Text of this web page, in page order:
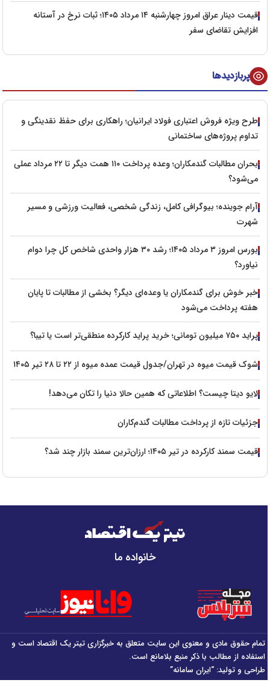
قیمت دینار عراق امروز چهارشنبه ۱۴ مرداد ۱۴۰۵؛ ثبات نرخ در آستانه
افزایش تقاضای سفر
پربازدیدها
طرح ویژه فروش اعتباری فولاد ایرانیان؛ راهکاری برای حفظ نقدینگی و
تداوم پروژه‌های ساختمانی
بحران مطالبات گندمکاران؛ وعده پرداخت ۱۱۰ همت دیگر تا ۲۲ مرداد عملی
می‌شود؟
آرام جوینده؛ بیوگرافی کامل، زندگی شخصی، فعالیت ورزشی و مسیر
شهرت
بورس امروز ۳ مرداد ۱۴۰۵؛ رشد ۳۰ هزار واحدی شاخص کل چرا دوام
نیاورد؟
خبر خوش برای گندمکاران یا وعده‌ای دیگر؟ بخشی از مطالبات تا پایان
هفته پرداخت می‌شود
پراید ۷۵۰ میلیون تومانی؛ خرید پراید کارکرده منطقی‌تر است یا تیبا؟
شوک قیمت میوه در تهران/جدول قیمت عمده میوه از ۲۲ تا ۲۸ تیر ۱۴۰۵
لایو دیتا چیست؟ اطلاعاتی که همین حالا دنیا را تکان می‌دهد!
جزئیات تازه از پرداخت مطالبات گندم‌کاران
قیمت سمند کارکرده در تیر ۱۴۰۵؛ ارزان‌ترین سمند بازار چند شد؟
خانواده ما
تمام حقوق مادی و معنوی این سایت متعلق به خبرگزاری تیتر یک اقتصاد است و
استفاده از مطالب با ذکر منبع بلامانع است.
طراحی و تولید: “ایران سامانه”